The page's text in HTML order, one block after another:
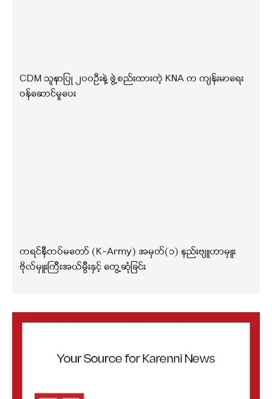
CDM သူနာပြု ၂၀၀ဦးနဲ့ ဖွဲ့စည်းထားတဲ့ KNA က ကျန်းမာရေး
ဝန်ဆောင်မှုပေး
ကရင်နီတပ်မတော် (K-Army) အမှတ်(၁) နည်းဗျူဟာမှူး
ဗိုလ်မှူးကြီးအယ်မွီးနှင့် တွေ့ဆုံခြင်း